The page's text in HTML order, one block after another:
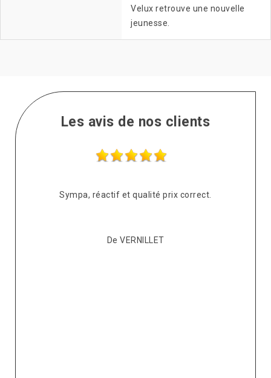
Velux retrouve une nouvelle
jeunesse.
Les avis de nos clients
Sympa, réactif et qualité prix correct.
De VERNILLET